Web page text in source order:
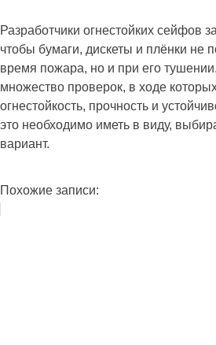
Разработчики огнестойких сейфов
чтобы бумаги, дискеты и плёнки не
время пожара, но и при его
множество проверок, в ходе
огнестойкость, прочность и
это необходимо иметь в виду,
вариант.
Похожие записи: